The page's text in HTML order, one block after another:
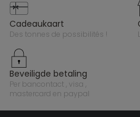
cadeaukaart
des tonnes de possibilités !
beveiligde betaling
per bancontact , visa ,
mastercard en paypal